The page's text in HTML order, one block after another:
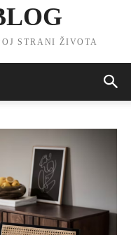
STRANI ŽIVOTA